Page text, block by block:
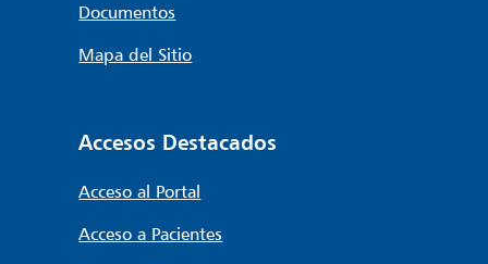
Documentos
Mapa del Sitio
Accesos Destacados
Acceso al Portal
Acceso a Pacientes